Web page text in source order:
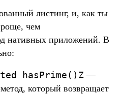
листинг, и, как ты
чем
нативных приложений. В
hasPrime()Z —
который возвращает